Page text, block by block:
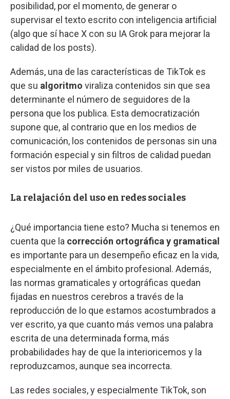
posibilidad, por el momento, de generar o
supervisar el texto escrito con inteligencia artificial
(algo que sí hace X con su IA Grok para mejorar la
calidad de los posts).
Además, una de las características de TikTok es
que su algoritmo viraliza contenidos sin que sea
determinante el número de seguidores de la
persona que los publica. Esta democratización
supone que, al contrario que en los medios de
comunicación, los contenidos de personas sin una
formación especial y sin filtros de calidad puedan
ser vistos por miles de usuarios.
La relajación del uso en redes sociales
¿Qué importancia tiene esto? Mucha si tenemos en
cuenta que la corrección ortográfica y gramatical
es importante para un desempeño eficaz en la vida,
especialmente en el ámbito profesional. Además,
las normas gramaticales y ortográficas quedan
fijadas en nuestros cerebros a través de la
reproducción de lo que estamos acostumbrados a
ver escrito, ya que cuanto más vemos una palabra
escrita de una determinada forma, más
probabilidades hay de que la interioricemos y la
reproduzcamos, aunque sea incorrecta.
Las redes sociales, y especialmente TikTok, son